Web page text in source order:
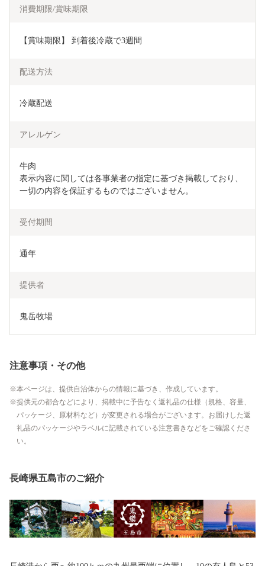
消費期限/賞味期限
【賞味期限】 到着後冷蔵で3週間
配送方法
冷蔵配送
アレルゲン
牛肉
表示内容に関しては各事業者の指定に基づき掲載しており、
一切の内容を保証するものではございません。
受付期間
通年
提供者
鬼岳牧場
注意事項・その他
本ページは、提供自治体からの情報に基づき、作成しています。
提供元の都合などにより、掲載中に予告なく返礼品の仕様（規格、容量、
パッケージ、原材料など）が変更される場合がございます。お届けした返
礼品のパッケージやラベルに記載されている注意書きなどをご確認くださ
い。
長崎県五島市のご紹介